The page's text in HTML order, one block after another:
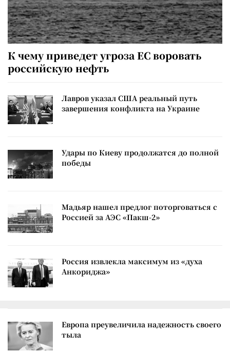
К чему приведет угроза ЕС воровать
российскую нефть
Лавров указал США реальный путь
завершения конфликта на Украине
Удары по Киеву продолжатся до полной
победы
Мадьяр нашел предлог поторговаться с
Россией за АЭС «Пакш-2»
Россия извлекла максимум из «духа
Анкориджа»
Европа преувеличила надежность своего
тыла